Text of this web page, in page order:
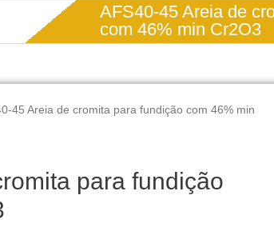
AFS40-45 Areia de
com 46% min Cr2O3
45 Areia de cromita para fundição com 46% min
para fundição